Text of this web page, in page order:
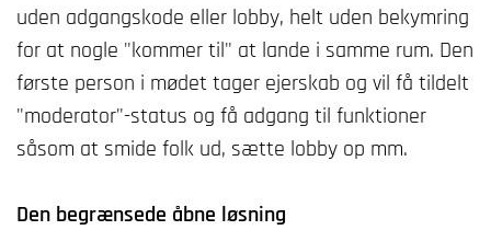
uden adgangskode eller lobby, helt uden bekymring
for at nogle "kommer til" at lande i samme rum. Den
første person i mødet tager ejerskab og vil få tildelt
"moderator"-status og få adgang til funktioner
såsom at smide folk ud, sætte lobby op mm.
Den begrænsede åbne løsning